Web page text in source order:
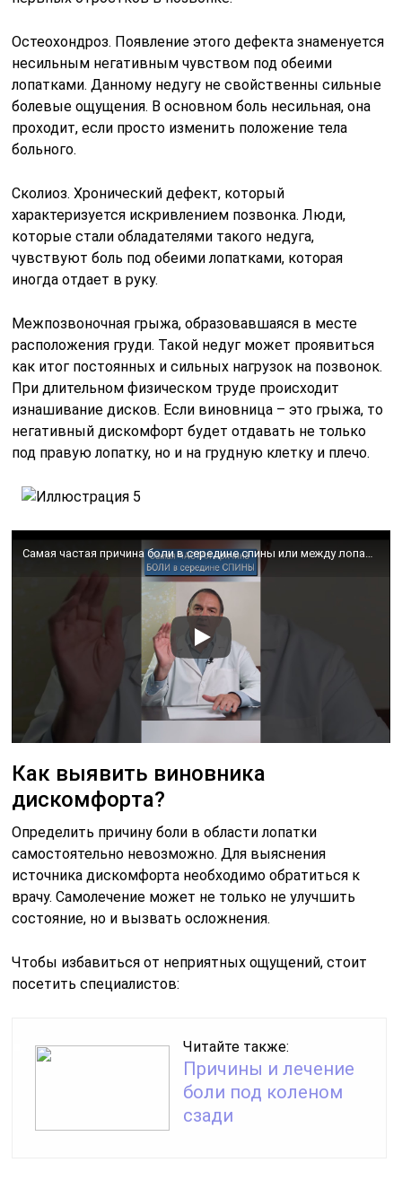
Остеохондроз. Появление этого дефекта знаменуется
несильным негативным чувством под обеими
лопатками. Данному недугу не свойственны сильные
болевые ощущения. В основном боль несильная, она
проходит, если просто изменить положение тела
больного.
Сколиоз. Хронический дефект, который
характеризуется искривлением позвонка. Люди,
которые стали обладателями такого недуга,
чувствуют боль под обеими лопатками, которая
иногда отдает в руку.
Межпозвоночная грыжа, образовавшаяся в месте
расположения груди. Такой недуг может проявиться
как итог постоянных и сильных нагрузок на позвонок.
При длительном физическом труде происходит
изнашивание дисков. Если виновница – это грыжа, то
негативный дискомфорт будет отдавать не только
под правую лопатку, но и на грудную клетку и плечо.
Самая частая причина боли в середине спины или между лопаток. Почему болит спина.
Как выявить виновника
дискомфорта?
Определить причину боли в области лопатки
самостоятельно невозможно. Для выяснения
источника дискомфорта необходимо обратиться к
врачу. Самолечение может не только не улучшить
состояние, но и вызвать осложнения.
Чтобы избавиться от неприятных ощущений, стоит
посетить специалистов:
Читайте также:
Причины и лечение
боли под коленом
сзади